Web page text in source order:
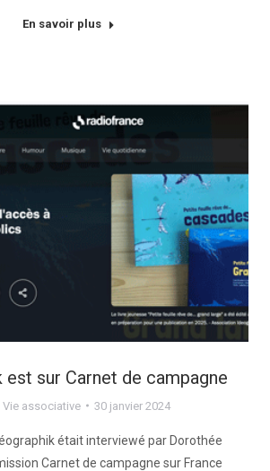
En savoir plus
est sur Carnet de campagne
Vie associative 30 janvier 2024
était interviewé par Dorothée
Carnet de campagne sur France